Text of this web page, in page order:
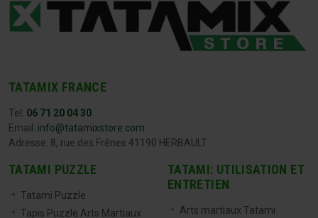
TATAMIX FRANCE
Tel: 06 71 20 04 30
Email: info@tatamixstore.com
Adresse: 8, rue des Frênes 41190 HERBAULT
TATAMI PUZZLE
Tatami Puzzle
Tapis Puzzle Arts Martiaux
TATAMI: UTILISATION ET
ENTRETIEN
Arts martiaux Tatami